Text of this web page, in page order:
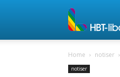
Home notiser
notiser